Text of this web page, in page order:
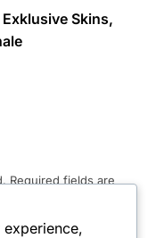
Skins,
Required fields are